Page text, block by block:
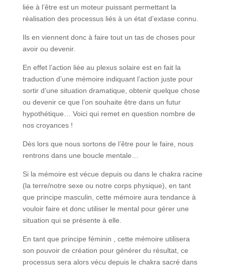
liée à l’être est un moteur puissant permettant la
réalisation des processus liés à un état d’extase connu.
Ils en viennent donc à faire tout un tas de choses pour
avoir ou devenir.
En effet l’action liée au plexus solaire est en fait la
traduction d’une mémoire indiquant l’action juste pour
sortir d’une situation dramatique, obtenir quelque chose
ou devenir ce que l’on souhaite être dans un futur
hypothétique… Voici qui remet en question nombre de
nos croyances !
Dès lors que nous sortons de l’être pour le faire, nous
rentrons dans une boucle mentale…
Si la mémoire est vécue depuis ou dans le chakra racine
(la terre/notre sexe ou notre corps physique), en tant
que principe masculin, cette mémoire aura tendance à
vouloir faire et donc utiliser le mental pour gérer une
situation qui se présente à elle.
En tant que principe féminin , cette mémoire utilisera
son pouvoir de création pour générer du résultat, ce
processus sera alors vécu depuis le chakra sacré dans